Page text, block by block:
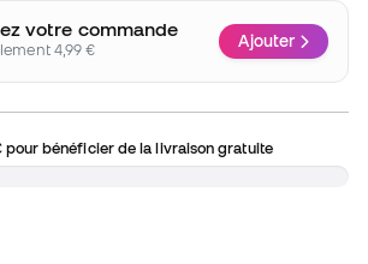
votre commande
4,99 € Ajouter
pour bénéficier de la livraison gratuite